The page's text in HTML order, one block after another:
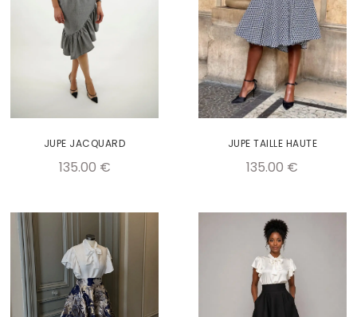
JUPE JACQUARD
135.00 €
JUPE TAILLE HAUTE
135.00 €